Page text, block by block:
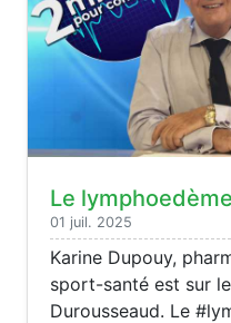
Le lymphoedème
01 juil. 2025
Karine Dupouy,
sport-santé est sur
Durousseaud. Le